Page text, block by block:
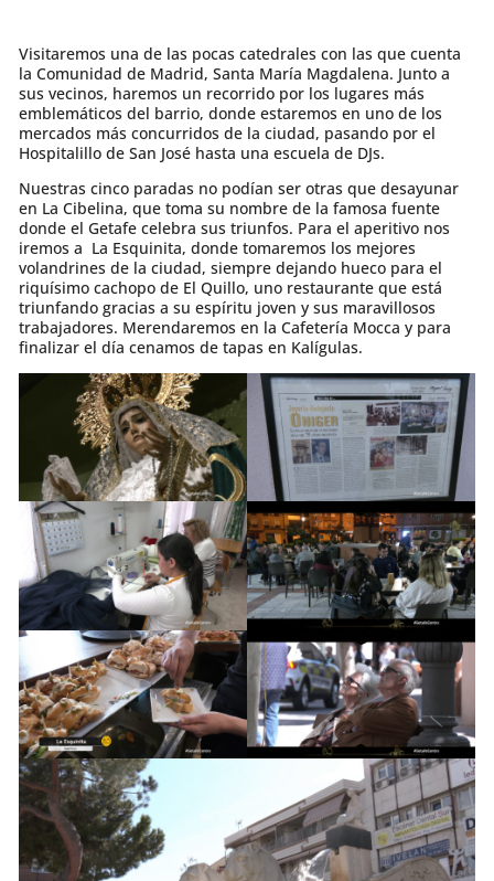
Visitaremos una de las pocas catedrales con las que cuenta
la Comunidad de Madrid, Santa María Magdalena. Junto a
sus vecinos, haremos un recorrido por los lugares más
emblemáticos del barrio, donde estaremos en uno de los
mercados más concurridos de la ciudad, pasando por el
Hospitalillo de San José hasta una escuela de DJs.
Nuestras cinco paradas no podían ser otras que desayunar
en La Cibelina, que toma su nombre de la famosa fuente
donde el Getafe celebra sus triunfos. Para el aperitivo nos
iremos a La Esquinita, donde tomaremos los mejores
volandrines de la ciudad, siempre dejando hueco para el
riquísimo cachopo de El Quillo, uno restaurante que está
triunfando gracias a su espíritu joven y sus maravillosos
trabajadores. Merendaremos en la Cafetería Mocca y para
finalizar el día cenamos de tapas en Kalígulas.